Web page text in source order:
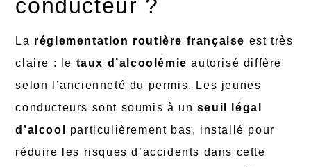
conducteur ?
La réglementation routière française est très
claire : le taux d’alcoolémie autorisé diffère
selon l’ancienneté du permis. Les jeunes
conducteurs sont soumis à un seuil légal
d’alcool
particulièrement bas, installé pour
réduire les risques d’accidents dans cette